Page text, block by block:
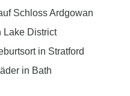
Schloss Ardgowan
Lake District
in Stratford
in Bath